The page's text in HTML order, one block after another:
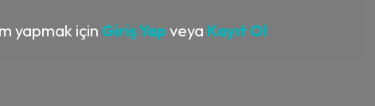
yapmak için Giriş Yap veya Kayıt Ol